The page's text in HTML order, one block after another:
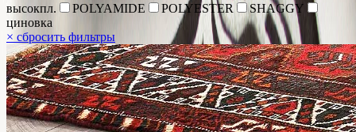
высокпл.
POLYAMIDE POLYESTER
SHAGGY
циновка
× сбросить фильтры